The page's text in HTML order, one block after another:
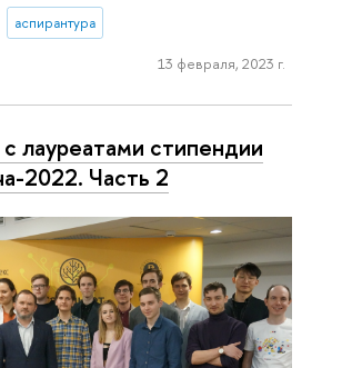
аспирантура
13 февраля, 2023 г.
лауреатами стипендии
2022. Часть 2